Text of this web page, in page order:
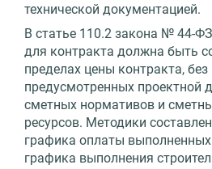
технической документацией.
В статье 110.2 закона № 44-
для контракта должна быть
пределах цены контракта,
предусмотренных проектной
сметных нормативов и
ресурсов. Методики
графика оплаты выполненных
графика выполнения